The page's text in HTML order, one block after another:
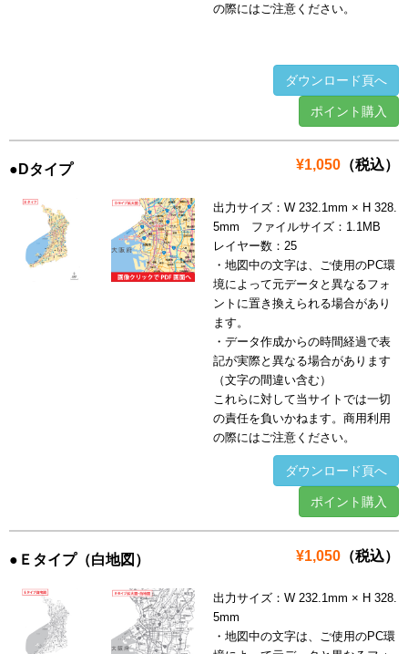
の際にはご注意ください。
ダウンロード頁へ
ポイント購入
¥1,050 （税込）
●Dタイプ
出力サイズ：W 232.1mm × H 328.
5mm ファイルサイズ：1.1MB
レイヤー数：25
・地図中の文字は、ご使用のPC環
境によって元データと異なるフォ
ントに置き換えられる場合があり
ます。
・データ作成からの時間経過で表
記が実際と異なる場合があります
（文字の間違い含む）
これらに対して当サイトでは一切
の責任を負いかねます。商用利用
の際にはご注意ください。
ダウンロード頁へ
ポイント購入
¥1,050 （税込）
●Ｅタイプ（白地図）
出力サイズ：W 232.1mm × H 328.
5mm
・地図中の文字は、ご使用のPC環